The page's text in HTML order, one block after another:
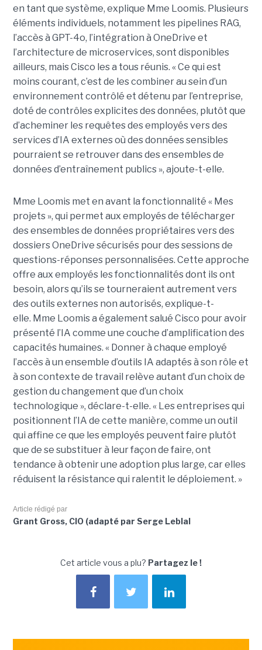
en tant que système, explique Mme Loomis. Plusieurs
éléments individuels, notamment les pipelines RAG,
l’accès à GPT-4o, l’intégration à OneDrive et
l’architecture de microservices, sont disponibles
ailleurs, mais Cisco les a tous réunis. « Ce qui est
moins courant, c’est de les combiner au sein d’un
environnement contrôlé et détenu par l’entreprise,
doté de contrôles explicites des données, plutôt que
d’acheminer les requêtes des employés vers des
services d’IA externes où des données sensibles
pourraient se retrouver dans des ensembles de
données d’entraînement publics », ajoute-t-elle.
Mme Loomis met en avant la fonctionnalité « Mes
projets », qui permet aux employés de télécharger
des ensembles de données propriétaires vers des
dossiers OneDrive sécurisés pour des sessions de
questions-réponses personnalisées. Cette approche
offre aux employés les fonctionnalités dont ils ont
besoin, alors qu’ils se tourneraient autrement vers
des outils externes non autorisés, explique-t-
elle. Mme Loomis a également salué Cisco pour avoir
présenté l’IA comme une couche d’amplification des
capacités humaines. « Donner à chaque employé
l’accès à un ensemble d’outils IA adaptés à son rôle et
à son contexte de travail relève autant d’un choix de
gestion du changement que d’un choix
technologique », déclare-t-elle. « Les entreprises qui
positionnent l’IA de cette manière, comme un outil
qui affine ce que les employés peuvent faire plutôt
que de se substituer à leur façon de faire, ont
tendance à obtenir une adoption plus large, car elles
réduisent la résistance qui ralentit le déploiement. »
Article rédigé par
Grant Gross, CIO (adapté par Serge Leblal
Cet article vous a plu? Partagez le !